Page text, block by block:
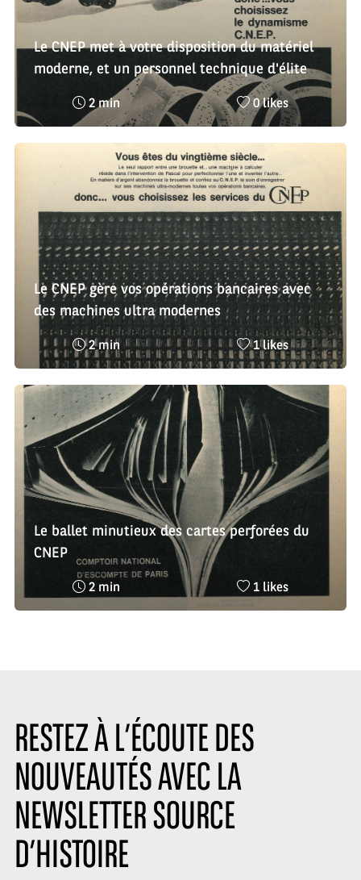
Le CNEP met à votre disposition du matériel
moderne, et un personnel technique d'élite
Temps
lecture
2 min
Nombre
de
likes
:
0 likes
Le CNEP gère vos opérations bancaires avec
des machines ultra modernes
Temps
de
lecture
:
2 min
Nombre
de
likes
:
1 likes
Le ballet minutieux des cartes perforées du
CNEP
Temps
2 min
Nombre
1 likes
RESTEZ À L’ÉCOUTE DES
NOUVEAUTÉS AVEC LA
NEWSLETTER SOURCE
D’HISTOIRE